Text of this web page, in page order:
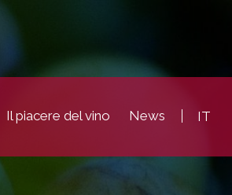
Il piacere del vino News IT